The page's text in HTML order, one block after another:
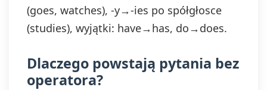
(goes, watches), -y→-ies po spółgłosce
(studies), wyjątki: have→has, do→does.
Dlaczego powstają pytania bez
operatora?